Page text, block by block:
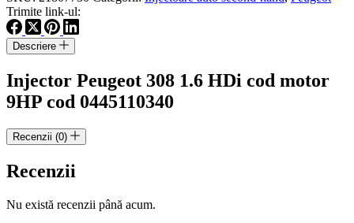
HDi
cod
motor
9HP
0445110340
Trimite link-ul:
Descriere
Injector Peugeot 308 1.6 HDi cod motor
9HP cod 0445110340
Recenzii (0)
Recenzii
Nu există recenzii până acum.